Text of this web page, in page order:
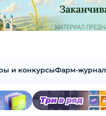
и конкурсыФарм-журнал